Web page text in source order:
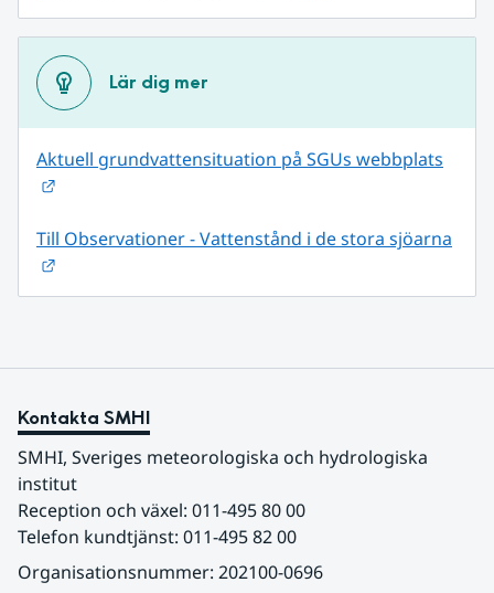
Lär dig mer
Aktuell grundvattensituation på SGUs webbplats
Till Observationer - Vattenstånd i de stora sjöarna
Kontakta SMHI
SMHI, Sveriges meteorologiska och hydrologiska
institut
Reception och växel: 011-495 80 00
Telefon kundtjänst: 011-495 82 00
Organisationsnummer: 202100-0696